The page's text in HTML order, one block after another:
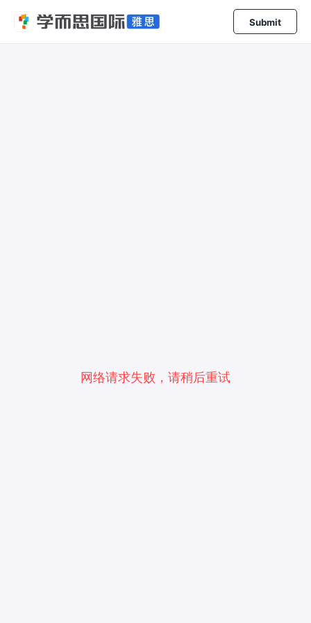
Submit
网络请求失败，请稍后重试